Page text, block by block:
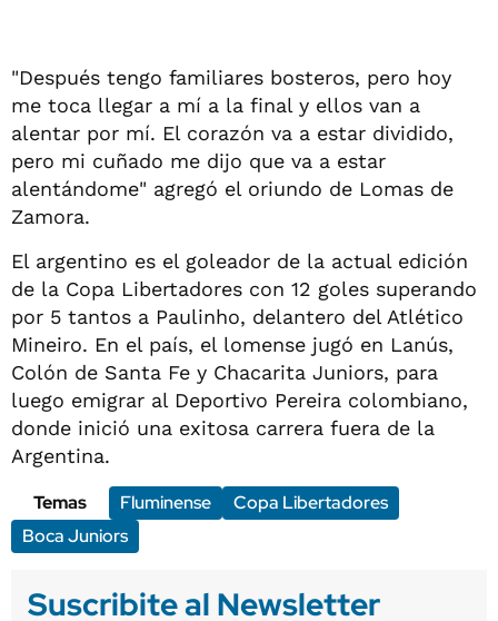
"Después tengo familiares bosteros, pero hoy
me toca llegar a mí a la final y ellos van a
alentar por mí. El corazón va a estar dividido,
pero mi cuñado me dijo que va a estar
alentándome" agregó el oriundo de Lomas de
Zamora.
El argentino es el goleador de la actual edición
de la Copa Libertadores con 12 goles superando
por 5 tantos a Paulinho, delantero del Atlético
Mineiro. En el país, el lomense jugó en Lanús,
Colón de Santa Fe y Chacarita Juniors, para
luego emigrar al Deportivo Pereira colombiano,
donde inició una exitosa carrera fuera de la
Argentina.
Temas
Fluminense
Copa Libertadores
Boca Juniors
Suscribite al Newsletter